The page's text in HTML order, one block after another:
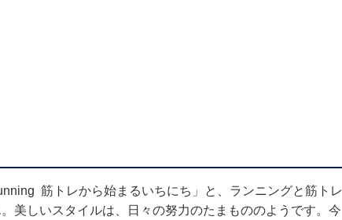
筋トレから始まるいちにち」と、ランニングと筋トレ
美しいスタイルは、日々の努力のたまもののようです。今